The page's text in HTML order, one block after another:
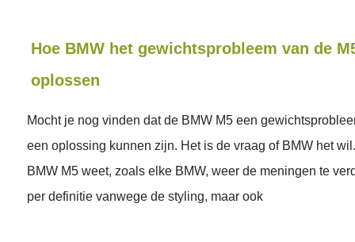
Hoe BMW het gewichtsprobleem van de
oplossen
Mocht je nog vinden dat de BMW M5 een
een oplossing kunnen zijn. Het is de vraag of BMW het
BMW M5 weet, zoals elke BMW, weer de meningen te
per definitie vanwege de styling, maar ook